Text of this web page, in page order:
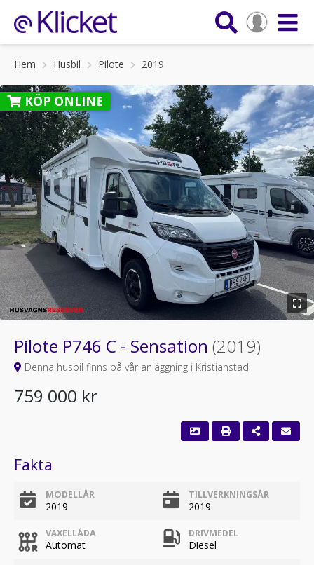
Hem Husbil Pilote 2019
KÖP ONLINE
Pilote P746 C - Sensation (2019)
Denna husbil finns på vår anläggning i Kristianstad
759 000 kr
Fakta
MODELLÅR
2019
TILLVERKNINGSÅR
2019
VÄXELLÅDA
Automat
DRIVMEDEL
Diesel